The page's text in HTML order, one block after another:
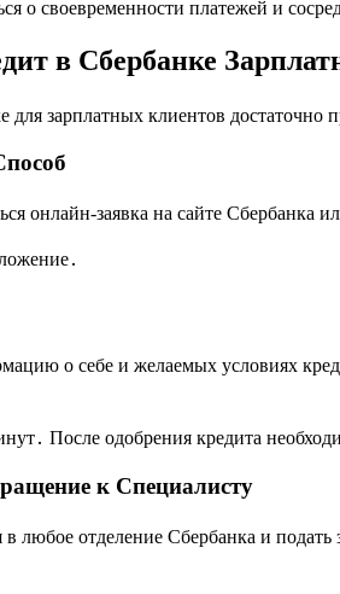
о своевременности платежей и
в Сбербанке
зарплатных клиентов
онлайн-заявка на сайте Сбербанка
о себе и желаемых условиях
После одобрения кредита
к Специалисту
отделение Сбербанка и